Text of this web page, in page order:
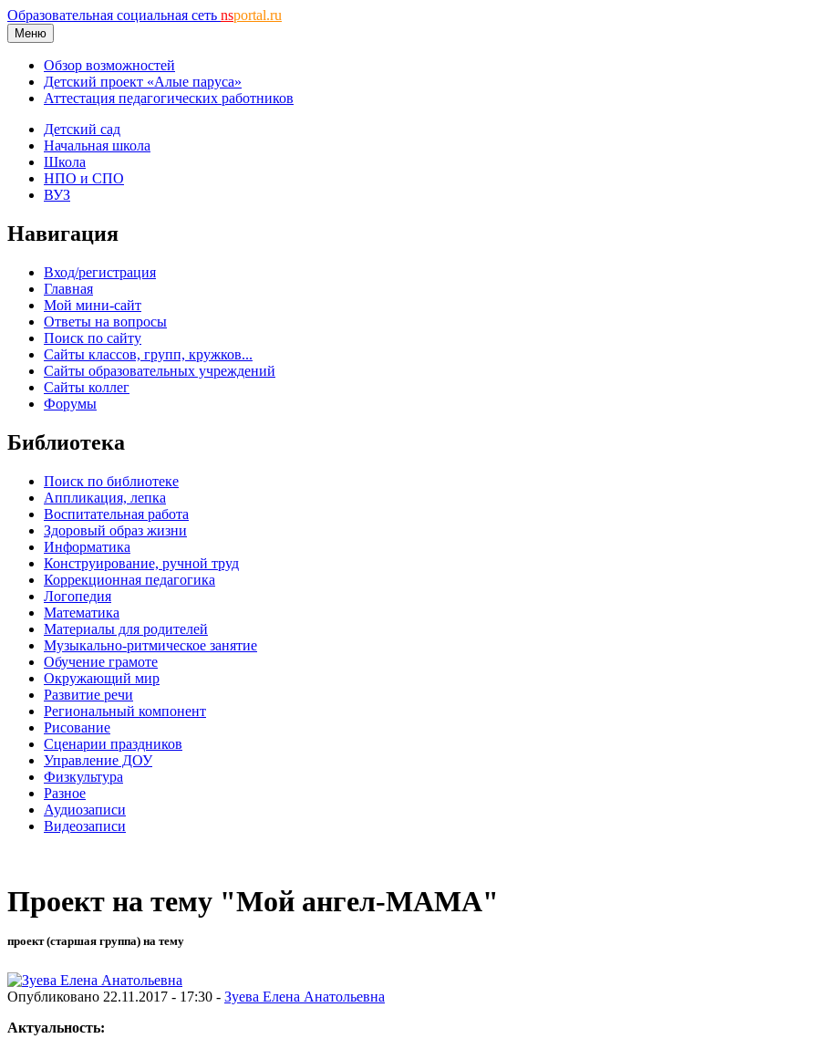
Образовательная социальная сеть nsportal.ru
Меню
Обзор возможностей
Детский проект «Алые паруса»
Аттестация педагогических работников
Детский сад
Начальная школа
Школа
НПО и СПО
ВУЗ
Навигация
Вход/регистрация
Главная
Мой мини-сайт
Ответы на вопросы
Поиск по сайту
Сайты классов, групп, кружков...
Сайты образовательных учреждений
Сайты коллег
Форумы
Библиотека
Поиск по библиотеке
Аппликация, лепка
Воспитательная работа
Здоровый образ жизни
Информатика
Конструирование, ручной труд
Коррекционная педагогика
Логопедия
Математика
Материалы для родителей
Музыкально-ритмическое занятие
Обучение грамоте
Окружающий мир
Развитие речи
Региональный компонент
Рисование
Сценарии праздников
Управление ДОУ
Физкультура
Разное
Аудиозаписи
Видеозаписи
Проект на тему "Мой ангел-МАМА"
проект (старшая группа) на тему
Опубликовано 22.11.2017 - 17:30 - Зуева Елена Анатольевна
Актуальность: